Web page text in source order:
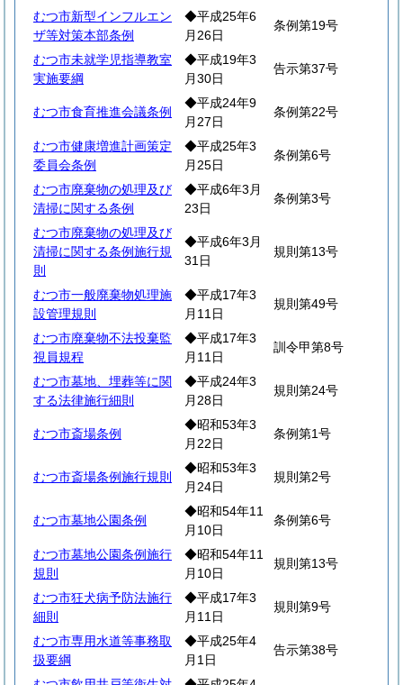
むつ市新型インフルエン
ザ等対策本部条例
◆平成25年6
月26日
条例第19号
むつ市未就学児指導教室
実施要綱
◆平成19年3
月30日
告示第37号
むつ市食育推進会議条例
◆平成24年9
月27日
条例第22号
むつ市健康増進計画策定
委員会条例
◆平成25年3
月25日
条例第6号
むつ市廃棄物の処理及び
清掃に関する条例
◆平成6年3月
23日
条例第3号
むつ市廃棄物の処理及び
清掃に関する条例施行規
則
◆平成6年3月
31日
規則第13号
むつ市一般廃棄物処理施
設管理規則
◆平成17年3
月11日
規則第49号
むつ市廃棄物不法投棄監
視員規程
◆平成17年3
月11日
訓令甲第8号
むつ市墓地、埋葬等に関
する法律施行細則
◆平成24年3
月28日
規則第24号
むつ市斎場条例
◆昭和53年3
月22日
条例第1号
むつ市斎場条例施行規則
◆昭和53年3
月24日
規則第2号
むつ市墓地公園条例
◆昭和54年11
月10日
条例第6号
むつ市墓地公園条例施行
規則
◆昭和54年11
月10日
規則第13号
むつ市狂犬病予防法施行
細則
◆平成17年3
月11日
規則第9号
むつ市専用水道等事務取
扱要綱
◆平成25年4
月1日
告示第38号